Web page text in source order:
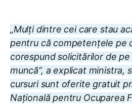
„Mulți dintre cei care stau
pentru că competențele pe
corespund solicitărilor de
muncă”, a explicat ministra,
cursuri sunt oferite gratuit
Națională pentru Ocuparea